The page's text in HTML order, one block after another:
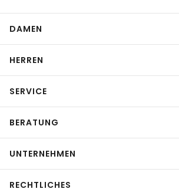
DAMEN
HERREN
SERVICE
BERATUNG
UNTERNEHMEN
RECHTLICHES